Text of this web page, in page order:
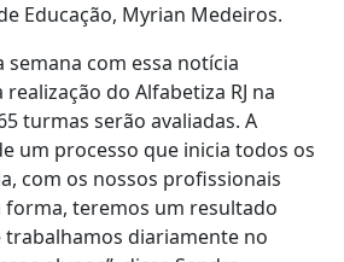
Educação, Myrian Medeiros.
semana com essa notícia
do Alfabetiza RJ na
turmas serão avaliadas. A
um processo que inicia todos os
com os nossos profissionais
forma, teremos um resultado
diariamente no